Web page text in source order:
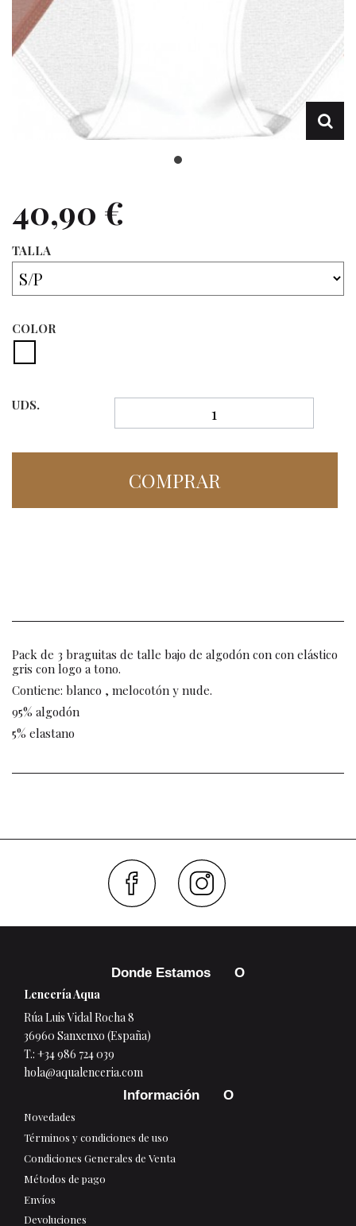
40,90 €
TALLA
COLOR
UDS.
COMPRAR
Pack de 3 braguitas de talle bajo de algodón con con elástico
gris con logo a tono.
Contiene: blanco , melocotón y nude.
95% algodón
5% elastano
Donde Estamos
Lencería Aqua
Rúa Luis Vidal Rocha 8
36960 Sanxenxo (España)
T.: +34 986 724 039
hola@aqualenceria.com
Información
Novedades
Términos y condiciones de uso
Condiciones Generales de Venta
Métodos de pago
Envíos
Devoluciones